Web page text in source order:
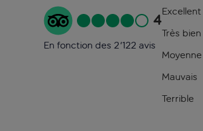
4
En fonction des 2'122 avis
Excellent
Très bien
Moyenne
Mauvais
Terrible